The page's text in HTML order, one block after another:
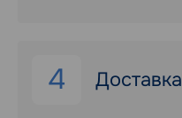
4 Доставка